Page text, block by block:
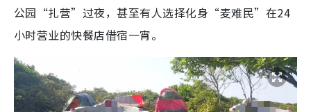
公园“扎营”过夜，甚至有人选择化身“麦难民”在24
小时营业的快餐店借宿一宵。